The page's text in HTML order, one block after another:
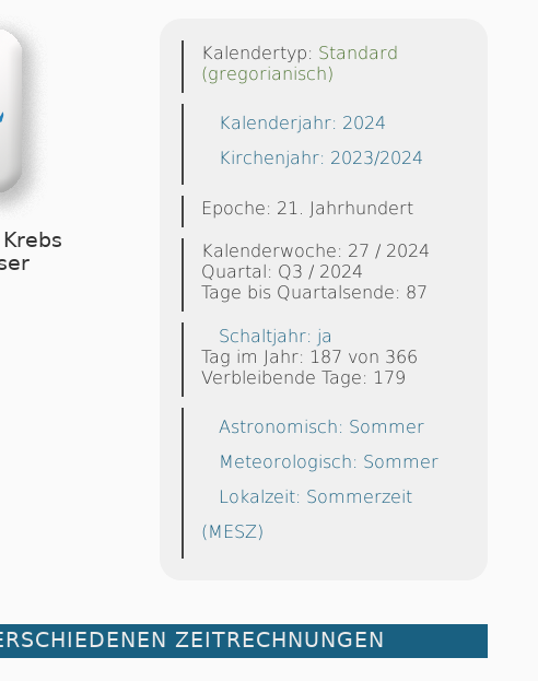
Kalendertyp: Standard
(gregorianisch)
Kalenderjahr: 2024
Kirchenjahr: 2023/2024
Epoche: 21. Jahrhundert
Kalenderwoche: 27 / 2024
Quartal: Q3 / 2024
Tage bis Quartalsende: 87
Schaltjahr: ja
Tag im Jahr: 187 von 366
Verbleibende Tage: 179
Astronomisch: Sommer
Meteorologisch: Sommer
Lokalzeit: Sommerzeit
(MESZ)
ZEITRECHNUNGEN